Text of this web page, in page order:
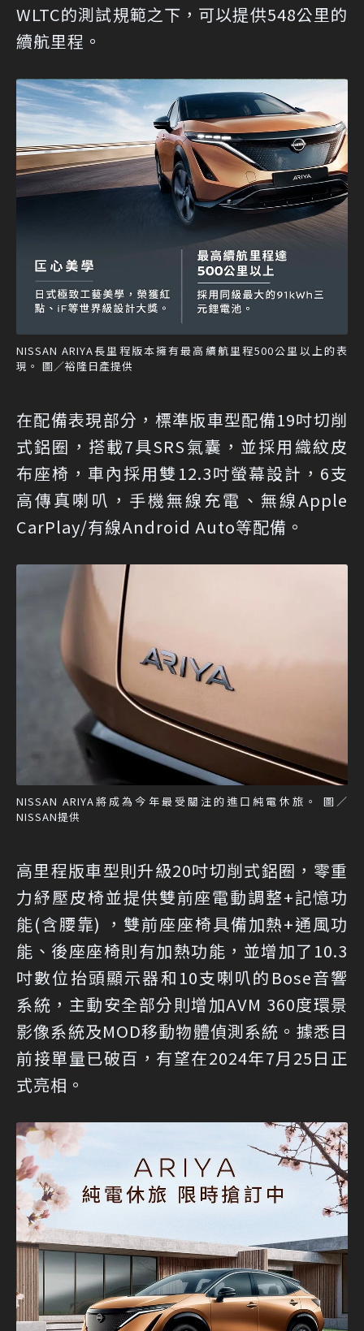
WLTC的測試規範之下，可以提供548公里的
續航里程。
NISSAN ARIYA長里程版本擁有最高續航里程500公里以上的表
現。 圖／裕隆日產提供
在配備表現部分，標準版車型配備19吋切削
式鋁圈，搭載7具SRS氣囊，並採用織紋皮
布座椅，車內採用雙12.3吋螢幕設計，6支
高傳真喇叭，手機無線充電、無線Apple
CarPlay/有線Android Auto等配備。
NISSAN ARIYA將成為今年最受關注的進口純電休旅。 圖／
NISSAN提供
高里程版車型則升級20吋切削式鋁圈，零重
力紓壓皮椅並提供雙前座電動調整+記憶功
能(含腰靠) ，雙前座座椅具備加熱+通風功
能、後座座椅則有加熱功能，並增加了10.3
吋數位抬頭顯示器和10支喇叭的Bose音響
系統，主動安全部分則增加AVM 360度環景
影像系統及MOD移動物體偵測系統。據悉目
前接單量已破百，有望在2024年7月25日正
式亮相。